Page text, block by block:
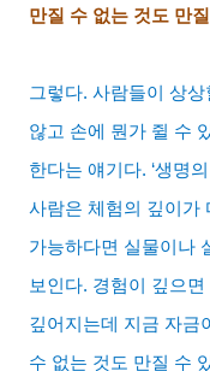
만질 수 없는 것도 만
그렇다.사람들이 상상
않고 손에 뭔가 쥘 수
한다는 얘기다. ‘생명의
사람은 체험의 깊이가
가능하다면 실물이나
보인다. 경험이 깊으
깊어지는데 지금 자금
수 없는 것도 만질 수